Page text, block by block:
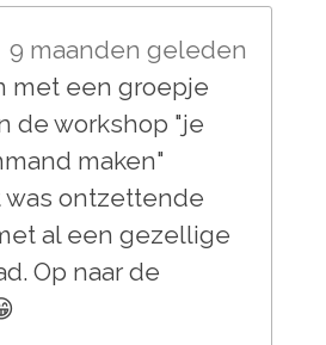
9 maanden geleden
met een groepje
de workshop "je
maken"
was ontzettende
al een gezellige
Op naar de